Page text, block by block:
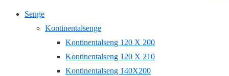
Senge
Kontinentalsenge
Kontinentalseng 120 X 200
Kontinentalseng 120 X 210
Kontinentalseng 140X200